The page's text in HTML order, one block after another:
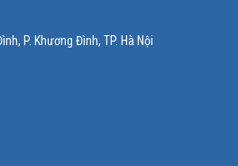
P. Khương Đình, TP. Hà Nội